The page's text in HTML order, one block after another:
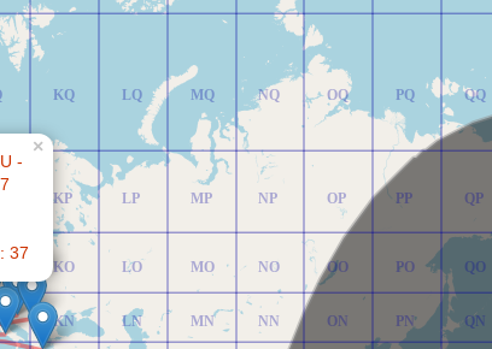
KN
KO
KP
KQ
LN
LO
LP
LQ
MN
MO
MP
MQ
NN
NO
NP
NQ
ON
OO
OP
OQ
PN
PO
PP
PQ
QN
QO
QP
QQ
37
×